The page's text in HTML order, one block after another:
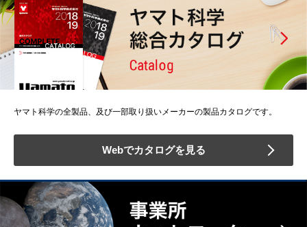
ヤマト科学の全製品、及び一部取り扱いメーカーの製品カタログです。
Webでカタログを見る